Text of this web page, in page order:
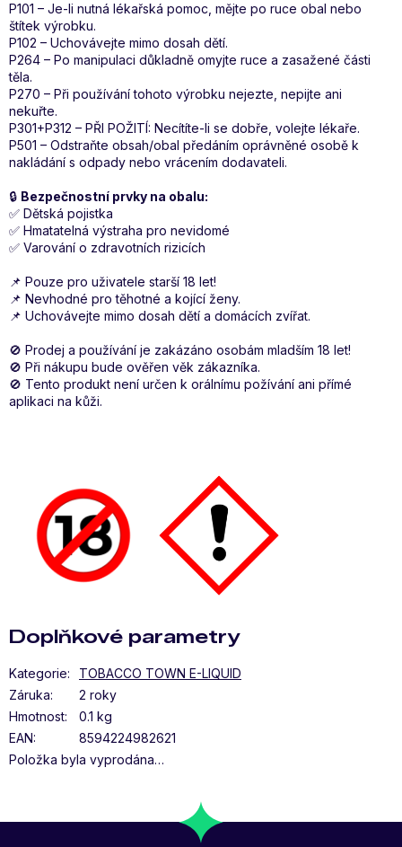
P101 – Je-li nutná lékařská pomoc, mějte po ruce obal nebo
štítek výrobku.
P102 – Uchovávejte mimo dosah dětí.
P264 – Po manipulaci důkladně omyjte ruce a zasažené části
těla.
P270 – Při používání tohoto výrobku nejezte, nepijte ani
nekuřte.
P301+P312 – PŘI POŽITÍ: Necítíte-li se dobře, volejte lékaře.
P501 – Odstraňte obsah/obal předáním oprávněné osobě k
nakládání s odpady nebo vrácením dodavateli.
🔒 Bezpečnostní prvky na obalu:
✅ Dětská pojistka
✅ Hmatatelná výstraha pro nevidomé
✅ Varování o zdravotních rizicích
📌 Pouze pro uživatele starší 18 let!
📌 Nevhodné pro těhotné a kojící ženy.
📌 Uchovávejte mimo dosah dětí a domácích zvířat.
🚫 Prodej a používání je zakázáno osobám mladším 18 let!
🚫 Při nákupu bude ověřen věk zákazníka.
🚫 Tento produkt není určen k orálnímu požívání ani přímé
aplikaci na kůži.
Doplňkové parametry
Kategorie:
TOBACCO TOWN E-LIQUID
Záruka:
2 roky
Hmotnost:
0.1 kg
EAN:
8594224982621
Položka byla vyprodána…